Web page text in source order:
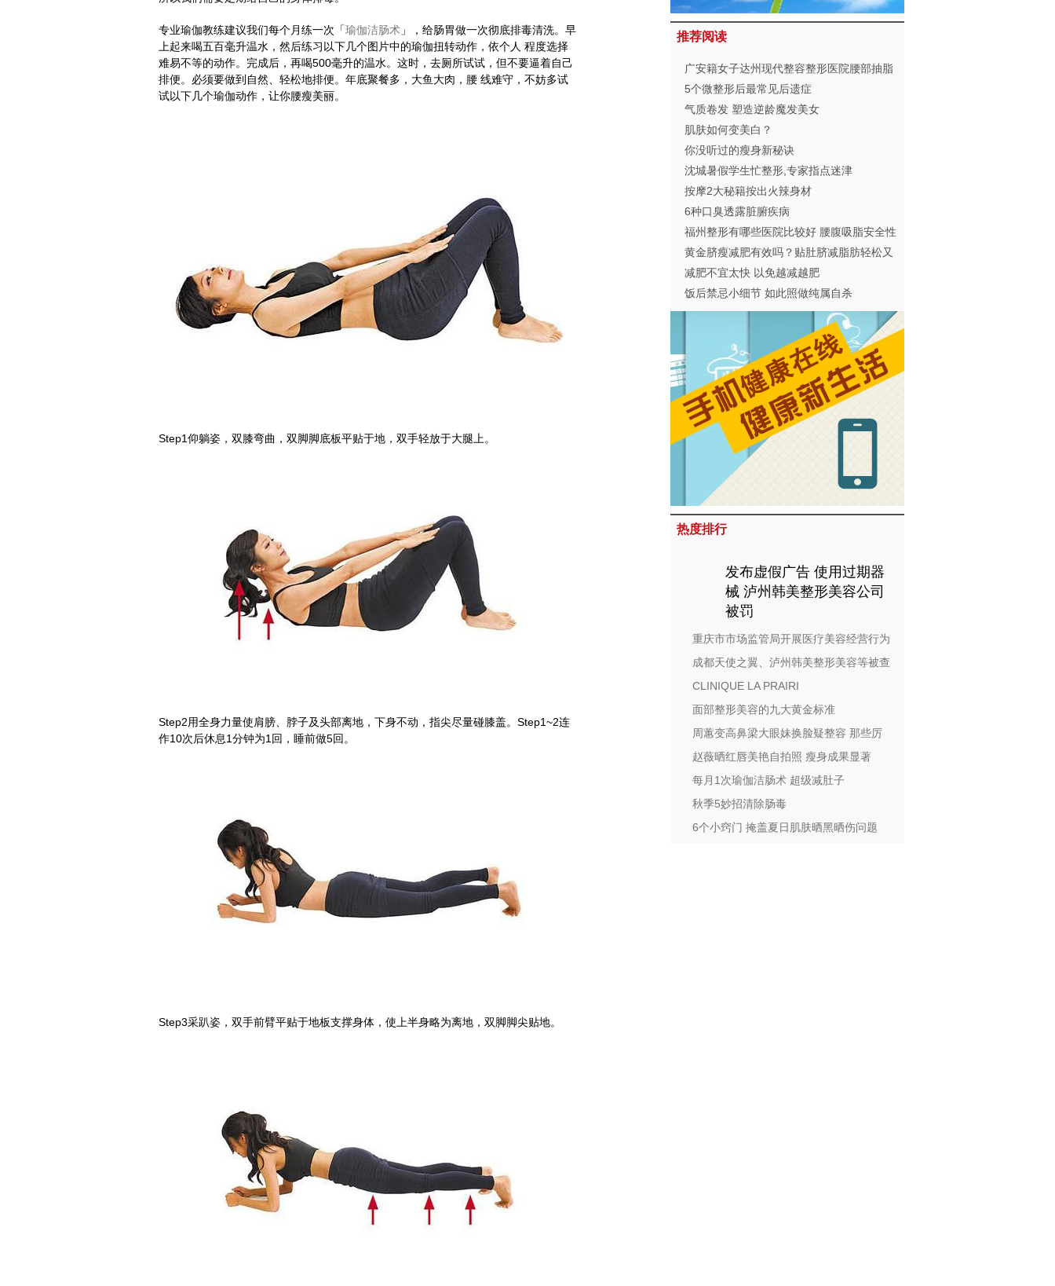
专业瑜伽教练建议我们每个月练一次「瑜伽洁肠术 」，给肠胃做一次彻底排毒清洗。早
上起来喝五百毫升温水，然后练习以下几个图片中的瑜伽扭转动作，依个人 程度选择
难易不等的动作。完成后，再喝500毫升的温水。这时，去厕所试试，但不要逼着自己
排便。必须要做到自然、轻松地排便。年底聚餐多，大鱼大肉，腰 线难守，不妨多试
试以下几个瑜伽动作，让你腰瘦美丽。
Step1仰躺姿，双膝弯曲，双脚脚底板平贴于地，双手轻放于大腿上。
Step2用全身力量使肩膀、脖子及头部离地，下身不动，指尖尽量碰膝盖。Step1~2连
作10次后休息1分钟为1回，睡前做5回。
Step3采趴姿，双手前臂平贴于地板支撑身体，使上半身略为离地，双脚脚尖贴地。
推荐阅读
广安籍女子达州现代整容整形医院腰部抽脂
手术意外死亡
5个微整形后最常见后遗症
气质卷发 塑造逆龄魔发美女
肌肤如何变美白？
你没听过的瘦身新秘诀
沈城暑假学生忙整形,专家指点迷津
按摩2大秘籍按出火辣身材
6种口臭透露脏腑疾病
福州整形有哪些医院比较好 腰腹吸脂安全性
黄金脐瘦减肥有效吗？贴肚脐减脂肪轻松又
健康
减肥不宜太快 以免越减越肥
饭后禁忌小细节 如此照做纯属自杀
热度排行
发布虚假广告 使用过期器
械 泸州韩美整形美容公司
被罚
重庆市市场监管局开展医疗美容经营行为
成都天使之翼、泸州韩美整形美容等被查
CLINIQUE LA PRAIRI
面部整形美容的九大黄金标准
周蕙变高鼻梁大眼妹换脸疑整容 那些厉
赵薇晒红唇美艳自拍照 瘦身成果显著
每月1次瑜伽洁肠术 超级减肚子
秋季5妙招清除肠毒
6个小窍门 掩盖夏日肌肤晒黑晒伤问题